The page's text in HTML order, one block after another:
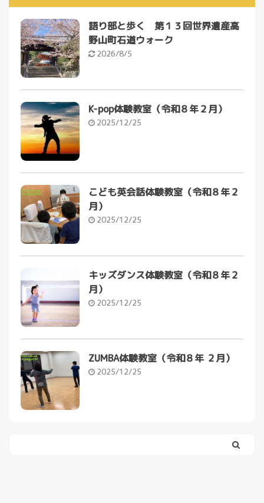
語り部と歩く 第１３回世界遺産高
野山町石道ウォーク
2026/8/5
K-pop体験教室（令和８年２月）
2025/12/25
こども英会話体験教室（令和８年２
月）
2025/12/25
キッズダンス体験教室（令和８年２
月）
2025/12/25
ZUMBA体験教室（令和８年 ２月）
2025/12/25